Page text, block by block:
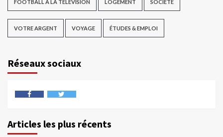
FOOTBALL À LA TÉLÉVISION LOGEMENT SOCIÉTÉ
VOTRE ARGENT VOYAGE ÉTUDES & EMPLOI
Réseaux sociaux
Articles les plus récents